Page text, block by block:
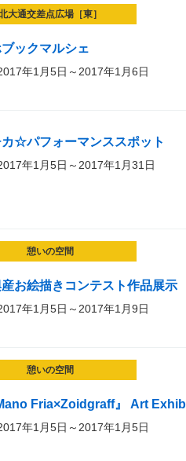
大通交差点広場［東］
ックマルシェ
年1月5日～2017年1月6日
☆パフォーマンススポット
年1月5日～2017年1月31日
憩いの空間
お絵描きコンテスト作品展示
年1月5日～2017年1月9日
憩いの空間
Fria×Zoidgraff』 Art
年1月5日～2017年1月5日